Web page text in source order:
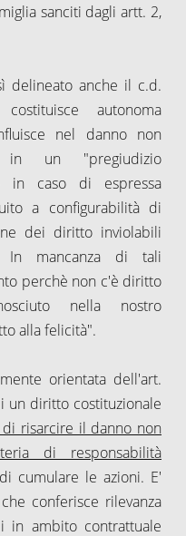
sanciti dagli artt. 2,
delineato anche il c.d.
autonoma
nel danno non
in un "pregiudizio
in caso di espressa
a configurabilità di
dei diritto inviolabili
In mancanza di tali
perchè non c'è diritto
nella nostro
alla felicità".
orientata dell'art.
un diritto costituzionale
risarcire il danno non
di responsabilità
cumulare le azioni. E'
conferisce rilevanza
in ambito contrattuale